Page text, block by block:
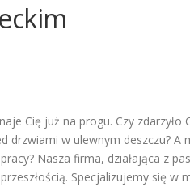
Cię już na progu. Czy zdarzyło
drzwiami w ulewnym deszczu? A
Nasza firma, działająca z
Specjalizujemy się